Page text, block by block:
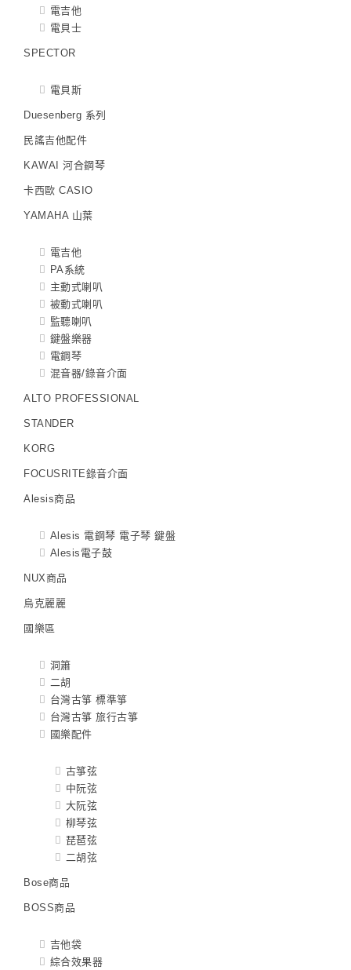
電吉他
電貝士
SPECTOR
電貝斯
Duesenberg 系列
民謠吉他配件
KAWAI 河合鋼琴
卡西歐 CASIO
YAMAHA 山葉
電吉他
PA系統
主動式喇叭
被動式喇叭
監聽喇叭
鍵盤樂器
電鋼琴
混音器/錄音介面
ALTO PROFESSIONAL
STANDER
KORG
FOCUSRITE錄音介面
Alesis商品
Alesis 電鋼琴 電子琴 鍵盤
Alesis電子鼓
NUX商品
烏克麗麗
國樂區
洞簫
二胡
台灣古箏 標準箏
台灣古箏 旅行古箏
國樂配件
古箏弦
中阮弦
大阮弦
柳琴弦
琵琶弦
二胡弦
Bose商品
BOSS商品
吉他袋
綜合效果器